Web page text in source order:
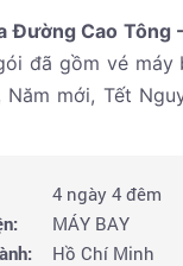
Đường Cao Tông
đã gồm vé máy
mới, Tết
4 ngày 4 đêm
MÁY BAY
Hồ Chí Minh